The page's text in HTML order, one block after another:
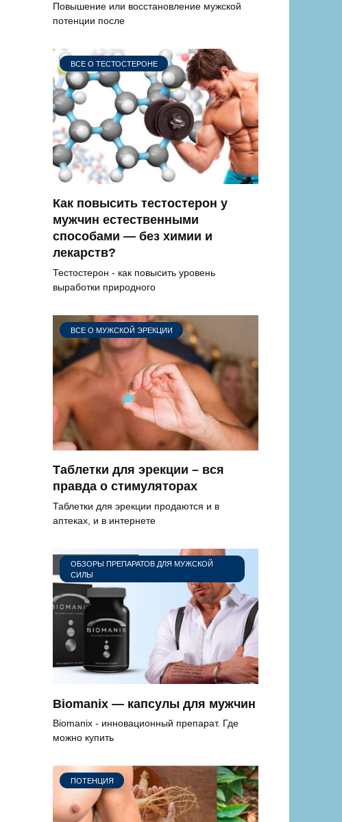
Повышение или восстановление мужской
потенции после
ВСЕ О ТЕСТОСТЕРОНЕ
Как повысить тестостерон у
мужчин естественными
способами — без химии и
лекарств?
Тестостерон - как повысить уровень
выработки природного
ВСЕ О МУЖСКОЙ ЭРЕКЦИИ
Таблетки для эрекции – вся
правда о стимуляторах
Таблетки для эрекции продаются и в
аптеках, и в интернете
ОБЗОРЫ ПРЕПАРАТОВ ДЛЯ МУЖСКОЙ
СИЛЫ
Biomanix — капсулы для мужчин
Biomanix - инновационный препарат. Где
можно купить
ПОТЕНЦИЯ